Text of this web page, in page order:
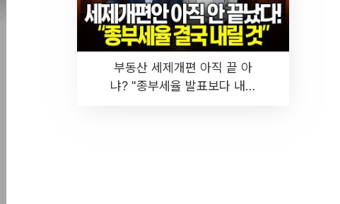
부동산 세제개편 아직 끝 아
냐? "종부세율 발표보다 내릴